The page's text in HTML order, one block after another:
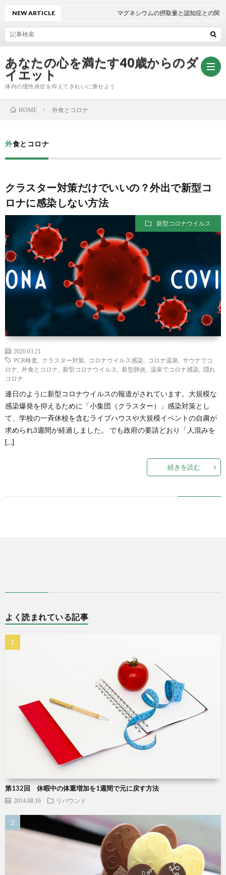
あなたの心を満たす40歳からのダ
イエット
体内の慢性炎症を抑えてきれいに痩せよう
ル
ガ
ジ
ン
経
整
え
る
食
事-
PDF
式
NEW ARTICLE マグネシウムの摂取量と認知症との関係
HOME 外食とコロナ
外食とコロナ
クラスター対策だけでいいの？外出で新型コ
ロナに感染しない方法
新型コロナウイルス
2020.03.21
PCR検査
クラスター対策 コロナウイルス感染 コロナ温泉
サウナでコ
ロナ
外食とコロナ 新型コロナウイルス 新型肺炎 温泉でコロナ感染
隠れ
コロナ
連日のように新型コロナウイルスの報道がされています。大規模な
感染爆発を抑えるために「小集団（クラスター）」感染対策とし
て、学校の一斉休校を含むライブハウスや大規模イベントの自粛が
求められ3週間が経過しました。 でも政府の要請どおり「人混みを
[…]
続きを読む
よく読まれている記事
第132回 休暇中の体重増加を1週間で元に戻す方法
2014.08.16 リバウンド